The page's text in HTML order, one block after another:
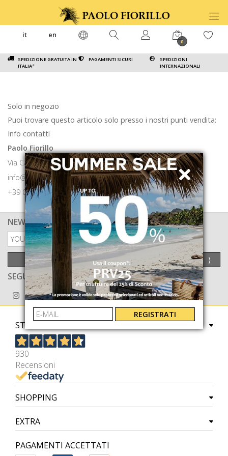
SPEDIZIONE GRATUITA IN
ITALIA*
PAGAMENTI SICURI
SPEDIZIONI
INTERNAZIONALI
it en
0
Solo in negozio
Puoi trovare questo articolo solo presso i nostri punti vendita:
Info contatti
Paolo Fiorillo
Via Calabritto 9 80121 Napoli
info@paolofiorillo.com
+39 081 1857 6024
NEWSLETTER
PRIVACY POLICY
INVIA ⟩
SEGUICI ANCHE SU
STORE
930
Recensioni
SHOPPING
EXTRA
PAGAMENTI ACCETTATI
REGISTRATI